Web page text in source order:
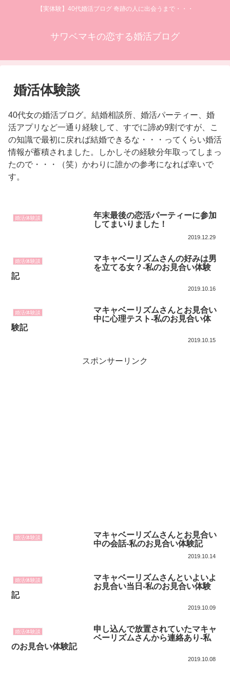
【実体験】40代婚活ブログ 奇跡の人に出会うまで・・・
サワベマキの恋する婚活ブログ
婚活体験談
40代女の婚活ブログ。結婚相談所、婚活パーティー、婚
活アプリなど一通り経験して、すでに諦め9割ですが、こ
の知識で最初に戻れば結婚できるな・・・ってくらい婚活
情報が蓄積されました。しかしその経験分年取ってしまっ
たので・・・（笑）かわりに誰かの参考になれば幸いで
す。
婚活体験談
年末最後の恋活パーティーに参加
してまいりました！
2019.12.29
婚活体験談
マキャベーリズムさんの好みは男
を立てる女？-私のお見合い体験
記
2019.10.16
婚活体験談
マキャベーリズムさんとお見合い
中に心理テスト-私のお見合い体
験記
2019.10.15
スポンサーリンク
婚活体験談
マキャベーリズムさんとお見合い
中の会話-私のお見合い体験記
2019.10.14
婚活体験談
マキャベーリズムさんといよいよ
お見合い当日-私のお見合い体験
記
2019.10.09
婚活体験談
申し込んで放置されていたマキャ
ベーリズムさんから連絡あり-私
のお見合い体験記
2019.10.08